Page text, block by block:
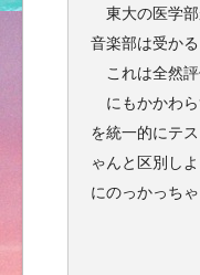
東大の医学部
音楽部は受かる
これは全然評
にもかかわら
を統一的にテ
ゃんと区別し
にのっかっち